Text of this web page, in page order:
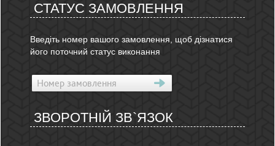
СТАТУС ЗАМОВЛЕННЯ
Введіть номер вашого замовлення, щоб дізнатися
його поточний статус виконання
ЗВОРОТНІЙ ЗВ`ЯЗОК